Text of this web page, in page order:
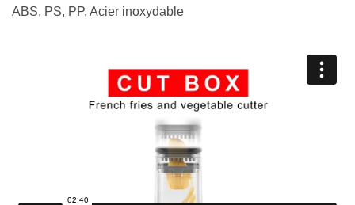
ABS, PS, PP, Acier inoxydable